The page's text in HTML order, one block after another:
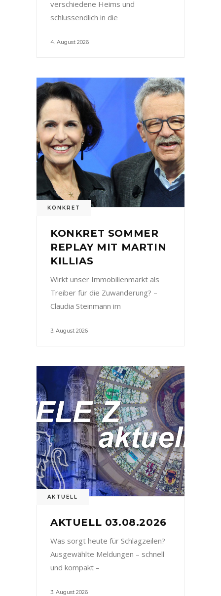
verschiedene Heims und
schlussendlich in die
4. August 2026
KONKRET
KONKRET SOMMER
REPLAY MIT MARTIN
KILLIAS
Wirkt unser Immobilienmarkt als
Treiber für die Zuwanderung? –
Claudia Steinmann im
3. August 2026
AKTUELL
AKTUELL 03.08.2026
Was sorgt heute für Schlagzeilen?
Ausgewählte Meldungen – schnell
und kompakt –
3. August 2026